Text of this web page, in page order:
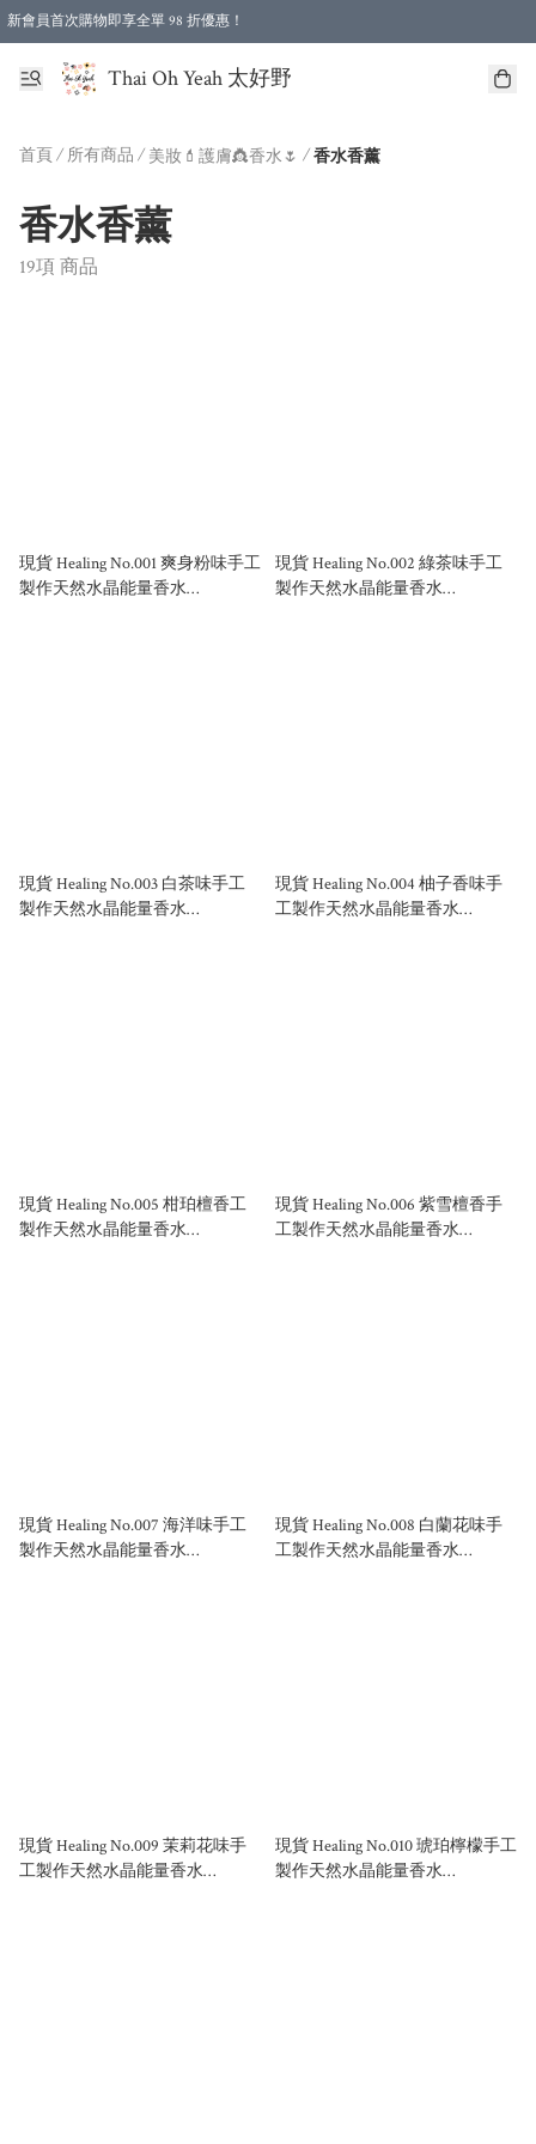
新會員首次購物即享全單 98 折優惠！
特選會員可享全單低至 96 折優惠！
Thai Oh Yeah 太好野
首頁/ 所有商品 / 美妝💄護膚👸香水🌷 /香水香薰
香水香薰
19項 商品
現貨 Healing No.001 爽身粉味手工
製作天然水晶能量香水
現貨 Healing No.002 綠茶味手工
製作天然水晶能量香水
現貨 Healing No.003 白茶味手工
製作天然水晶能量香水
現貨 Healing No.004 柚子香味手
工製作天然水晶能量香水
現貨 Healing No.005 柑珀檀香工
製作天然水晶能量香水
現貨 Healing No.006 紫雪檀香手
工製作天然水晶能量香水
現貨 Healing No.007 海洋味手工
製作天然水晶能量香水
現貨 Healing No.008 白蘭花味手
工製作天然水晶能量香水
現貨 Healing No.009 茉莉花味手
工製作天然水晶能量香水
現貨 Healing No.010 琥珀檸檬手工
製作天然水晶能量香水